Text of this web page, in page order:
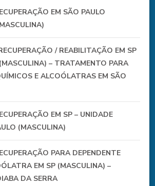
EM SÃO PAULO
/ REABILITAÇÃO EM SP
– TRATAMENTO PARA
E ALCOÓLATRAS EM SÃO
EM SP – UNIDADE
(MASCULINA)
PARA DEPENDENTE
EM SP (MASCULINA) –
DA SERRA